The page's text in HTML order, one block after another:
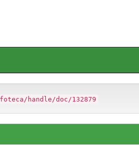
handle/doc/132879